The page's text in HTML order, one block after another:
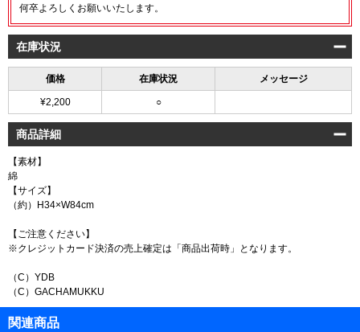
何卒よろしくお願いいたします。
在庫状況
価格 在庫状況 メッセージ
¥2,200 ○
商品詳細
【素材】
綿
【サイズ】
（約）H34×W84cm
【ご注意ください】
※クレジットカード決済の売上確定は「商品出荷時」となります。
（C）YDB
（C）GACHAMUKKU
関連商品